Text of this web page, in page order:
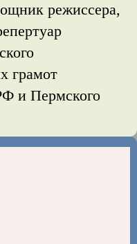
режиссера,
грамот
и Пермского